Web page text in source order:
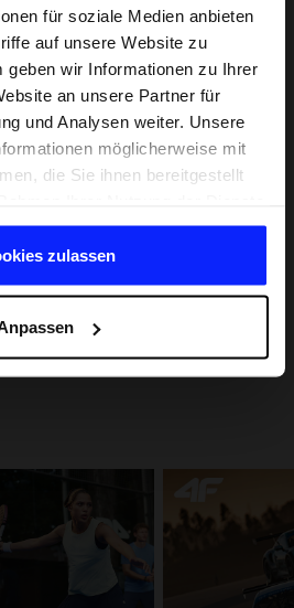
für soziale Medien anbieten
auf unsere Website zu
geben wir Informationen zu Ihrer
an unsere Partner für
und Analysen weiter. Unsere
möglicherweise mit
die Sie ihnen bereitgestellt
zulassen
von Grund auf